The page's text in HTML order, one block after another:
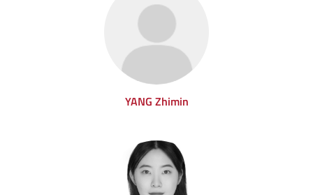
YANG Zhimin